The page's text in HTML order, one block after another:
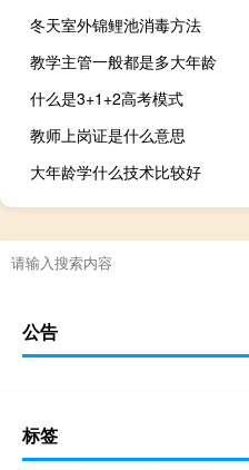
冬天室外锦鲤池消毒方法
教学主管一般都是多大年龄
什么是3+1+2高考模式
教师上岗证是什么意思
大年龄学什么技术比较好
公告
标签